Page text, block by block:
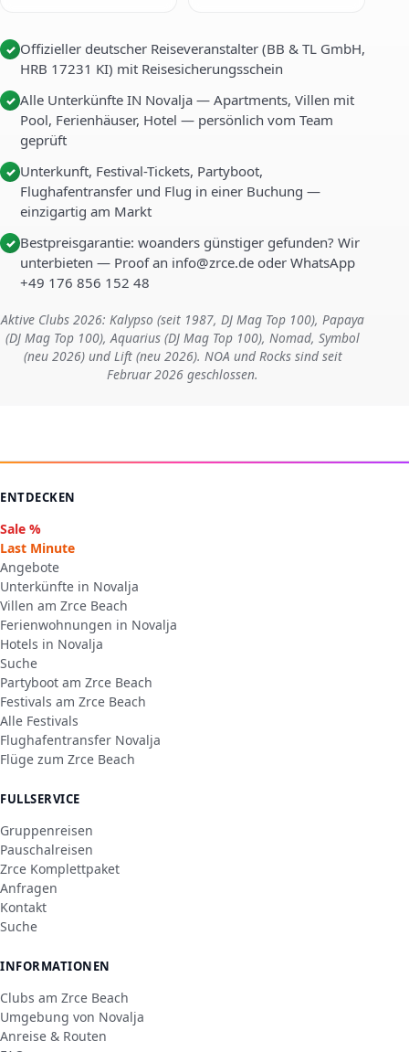
✓ Offizieller deutscher Reiseveranstalter (BB & TL GmbH,
HRB 17231 KI) mit Reisesicherungsschein
✓ Alle Unterkünfte IN Novalja — Apartments, Villen mit
Pool, Ferienhäuser, Hotel — persönlich vom Team
geprüft
✓ Unterkunft, Festival-Tickets, Partyboot,
Flughafentransfer und Flug in einer Buchung —
einzigartig am Markt
✓ Bestpreisgarantie: woanders günstiger gefunden? Wir
unterbieten — Proof an info@zrce.de oder WhatsApp
+49 176 856 152 48
Aktive Clubs 2026: Kalypso (seit 1987, DJ Mag Top 100), Papaya
(DJ Mag Top 100), Aquarius (DJ Mag Top 100), Nomad, Symbol
(neu 2026) und Lift (neu 2026). NOA und Rocks sind seit
Februar 2026 geschlossen.
ENTDECKEN
Sale %
Last Minute
Angebote
Unterkünfte in Novalja
Villen am Zrce Beach
Ferienwohnungen in Novalja
Hotels in Novalja
Suche
Partyboot am Zrce Beach
Festivals am Zrce Beach
Alle Festivals
Flughafentransfer Novalja
Flüge zum Zrce Beach
FULLSERVICE
Gruppenreisen
Pauschalreisen
Zrce Komplettpaket
Anfragen
Kontakt
Suche
INFORMATIONEN
Clubs am Zrce Beach
Umgebung von Novalja
Anreise & Routen